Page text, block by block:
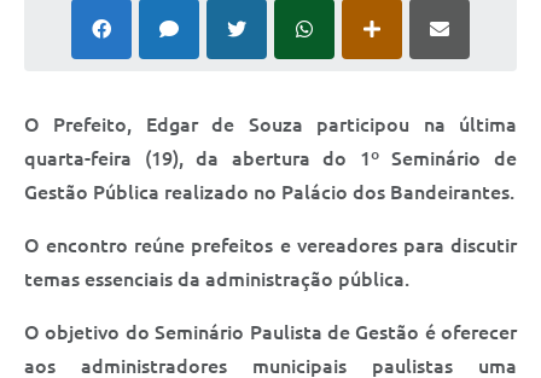
Educação
Meio Ambiente
Saúde
A Prefeitura
Plano de Contingência 2024-2025 Lins/SP
O Prefeito, Edgar de Souza participou na última
quarta-feira (19), da abertura do 1º Seminário de
Gestão Pública realizado no Palácio dos Bandeirantes.
O encontro reúne prefeitos e vereadores para discutir
temas essenciais da administração pública.
O objetivo do Seminário Paulista de Gestão é oferecer
aos administradores municipais paulistas uma